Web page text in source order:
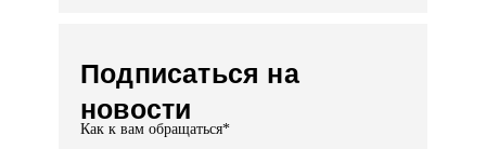
Подписаться на
новости
Как к вам обращаться*